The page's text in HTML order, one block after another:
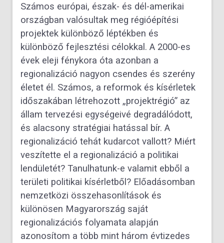
Számos európai, észak- és dél-amerikai
országban valósultak meg régióépítési
projektek különböző léptékben és
különböző fejlesztési célokkal. A 2000-es
évek eleji fénykora óta azonban a
regionalizáció nagyon csendes és szerény
életet él. Számos, a reformok és kísérletek
időszakában létrehozott „projektrégió” az
állam tervezési egységeivé degradálódott,
és alacsony stratégiai hatással bír. A
regionalizáció tehát kudarcot vallott? Miért
veszítette el a regionalizáció a politikai
lendületét? Tanulhatunk-e valamit ebből a
területi politikai kísérletből? Előadásomban
nemzetközi összehasonlítások és
különösen Magyarország saját
regionalizációs folyamata alapján
azonosítom a több mint három évtizedes